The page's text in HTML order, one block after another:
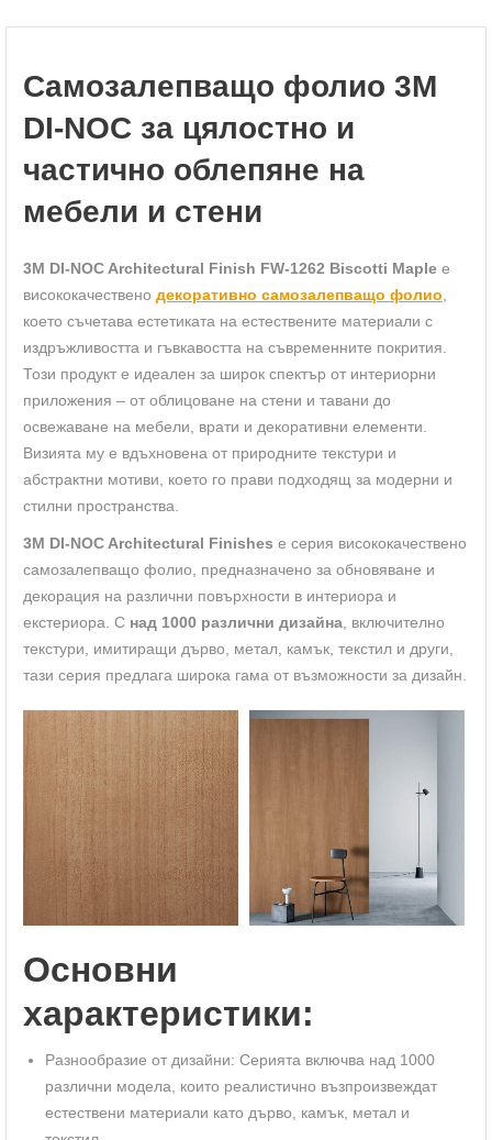
Самозалепващо фолио 3M
DI-NOC за цялостно и
частично облепяне на
мебели и стени
3M DI-NOC Architectural Finish FW-1262 Biscotti Maple е
висококачествено декоративно самозалепващо фолио,
което съчетава естетиката на естествените материали с
издръжливостта и гъвкавостта на съвременните покрития.
Този продукт е идеален за широк спектър от интериорни
приложения – от облицоване на стени и тавани до
освежаване на мебели, врати и декоративни елементи.
Визията му е вдъхновена от природните текстури и
абстрактни мотиви, което го прави подходящ за модерни и
стилни пространства.
3M DI-NOC Architectural Finishes е серия висококачествено
самозалепващо фолио, предназначено за обновяване и
декорация на различни повърхности в интериора и
екстериора. С над 1000 различни дизайна, включително
текстури, имитиращи дърво, метал, камък, текстил и други,
тази серия предлага широка гама от възможности за дизайн.
Основни
характеристики:
Разнообразие от дизайни: Серията включва над 1000
различни модела, които реалистично възпроизвеждат
естествени материали като дърво, камък, метал и